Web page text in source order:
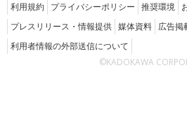
利用規約 プライバシーポリシー 推奨環境
プレスリリース・情報提供 媒体資料 広告掲
利用者情報の外部送信について
©KADOKAWA